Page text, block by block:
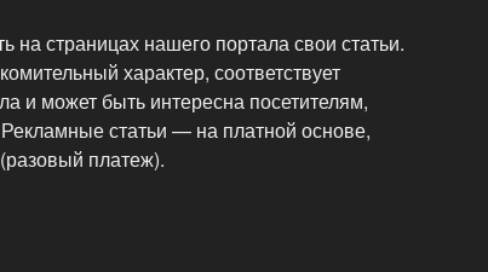
на страницах нашего портала свои статьи.
характер, соответствует
и может быть интересна посетителям,
статьи — на платной основе,
платеж).